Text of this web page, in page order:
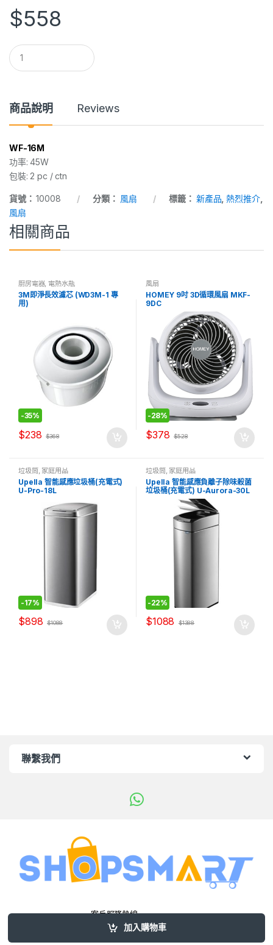
$558
Q
u
a
i
t
y
加入購物車
商品說明 Reviews
WF-16M
功率: 45W
包裝: 2 pc / ctn
貨號：10008 分類： 風扇 標籤： 新產品 ,熱烈推介,
風扇
相關商品
廚房電器,電熱水瓶
3M即淨長效濾芯 (WD3M-1 專
用)
-35%
$238 $368
風扇
HOMEY 9吋 3D循環風扇 MKF-
9DC
-28%
$378 $528
垃圾筒, 家庭用品
Upella 智能感應垃圾桶(充電式)
U-Pro-18L
-17%
$898 $1088
垃圾筒, 家庭用品
Upella 智能感應負離子除味殺菌
垃圾桶(充電式) U-Aurora-30L
-22%
$1088 $1388
聯繫我們
客戶服務熱線
+852 90200930